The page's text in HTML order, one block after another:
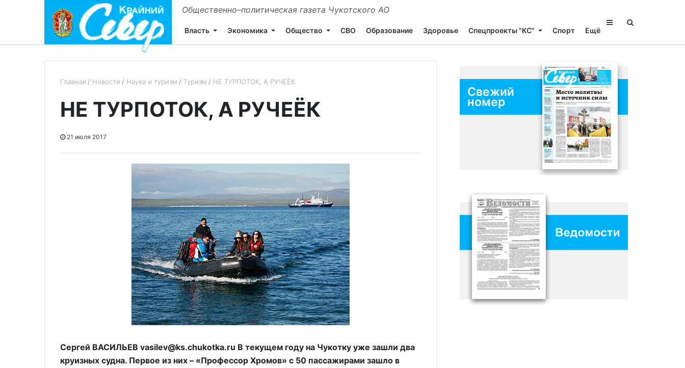
Общественно–политическая газета Чукотского АО
Власть Экономика Общество СВО Образование Здоровье Спецпроекты "КС" Спорт Ещё
Главная Новости Наука и туризм Туризм НЕ ТУРПОТОК, А РУЧЕЁК
НЕ ТУРПОТОК, А РУЧЕЁК
21 июля 2017
Сергей ВАСИЛЬЕВ vasilev@ks.chukotka.ru В текущем году на Чукотку уже зашли два
круизных судна. Первое из них – «Профессор Хромов» с 50 пассажирами зашло в
Свежий
номер